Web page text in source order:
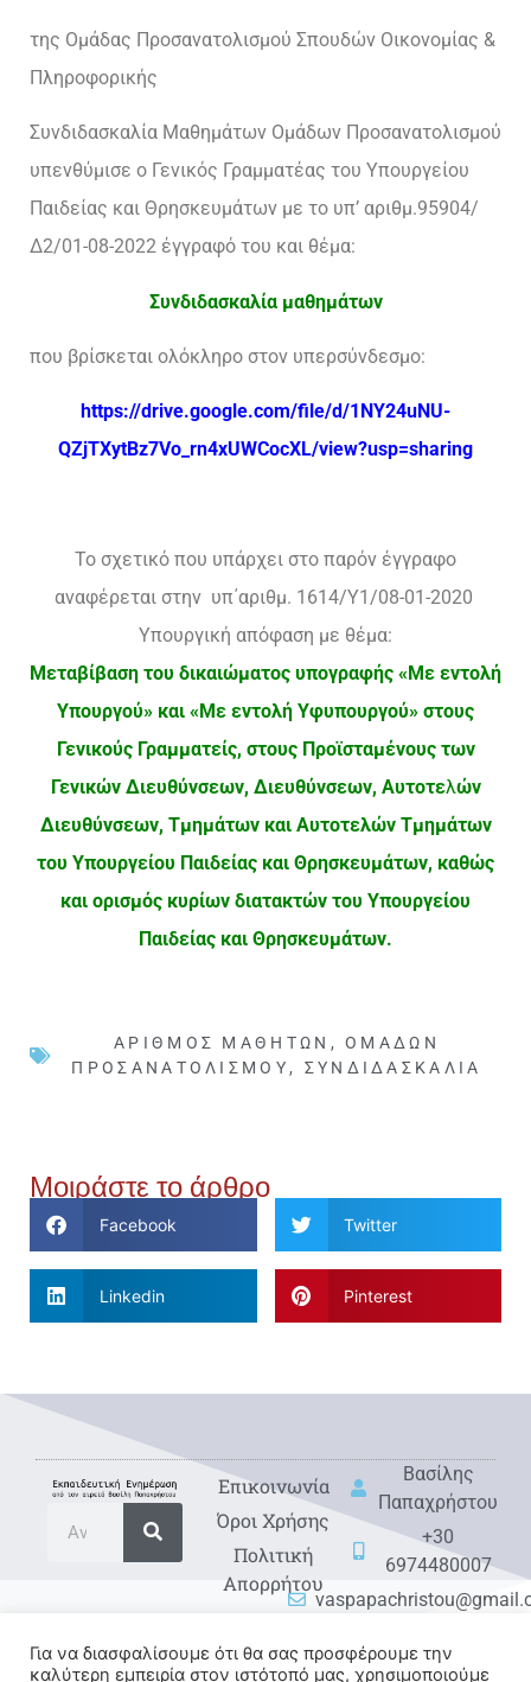
της Ομάδας Προσανατολισμού Σπουδών Οικονομίας &
Πληροφορικής
Συνδιδασκαλία Μαθημάτων Ομάδων Προσανατολισμού
υπενθύμισε ο Γενικός Γραμματέας του Υπουργείου
Παιδείας και Θρησκευμάτων με το υπ’ αριθμ.95904/
Δ2/01-08-2022 έγγραφό του και θέμα:
Συνδιδασκαλία μαθημάτων
που βρίσκεται ολόκληρο στον υπερσύνδεσμο:
https://drive.google.com/file/d/1NY24uNU-
QZjTXytBz7Vo_rn4xUWCocXL/view?usp=sharing
Το σχετικό που υπάρχει στο παρόν έγγραφο
αναφέρεται στην υπ΄αριθμ. 1614/Υ1/08-01-2020
Υπουργική απόφαση με θέμα:
Μεταβίβαση του δικαιώματος υπογραφής «Με εντολή
Υπουργού» και «Με εντολή Υφυπουργού» στους
Γενικούς Γραμματείς, στους Προϊσταμένους των
Γενικών Διευθύνσεων, Διευθύνσεων, Αυτοτελών
Διευθύνσεων, Τμημάτων και Αυτοτελών Τμημάτων
του Υπουργείου Παιδείας και Θρησκευμάτων, καθώς
και ορισμός κυρίων διατακτών του Υπουργείου
Παιδείας και Θρησκευμάτων.
ΑΡΙΘΜΌΣ ΜΑΘΗΤΏΝ ,ΟΜΆΔΩΝ
ΠΡΟΣΑΝΑΤΟΛΙΣΜΟΎ , ΣΥΝΔΙΔΑΣΚΑΛΊΑ
Μοιράστε το άρθρο
Facebook Twitter
Linkedin Pinterest
Eπικοινωνία
Όροι Χρήσης
Πολιτική
Απορρήτου
Βασίλης
Παπαχρήστου
+30
6974480007
Για να διασφαλίσουμε ότι θα σας προσφέρουμε την
καλύτερη εμπειρία στον ιστότοπό μας, χρησιμοποιούμε